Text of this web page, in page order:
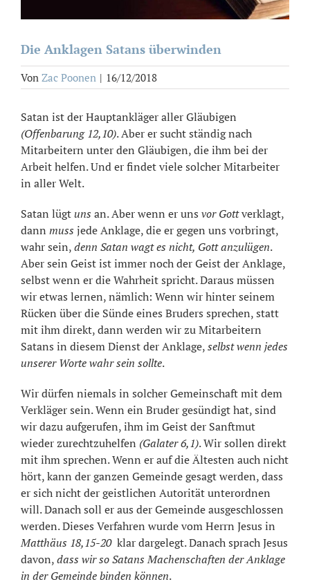
Die Anklagen Satans überwinden
Von Zac Poonen | 16/12/2018
Satan ist der Hauptankläger aller Gläubigen
(Offenbarung 12,10). Aber er sucht ständig nach
Mitarbeitern unter den Gläubigen, die ihm bei der
Arbeit helfen. Und er findet viele solcher Mitarbeiter
in aller Welt.
Satan lügtuns an. Aber wenn er uns vor Gottverklagt,
dann muss jede Anklage, die er gegen uns vorbringt,
wahr sein,denn Satan wagt es nicht, Gott anzulügen.
Aber sein Geist ist immer noch der Geist der Anklage,
selbst wenn er die Wahrheit spricht. Daraus müssen
wir etwas lernen, nämlich: Wenn wir hinter seinem
Rücken über die Sünde eines Bruders sprechen, statt
mit ihm direkt, dann werden wir zu Mitarbeitern
Satans in diesem Dienst der Anklage,selbst wenn jedes
unserer Worte wahr sein sollte.
Wir dürfen niemals in solcher Gemeinschaft mit dem
Verkläger sein. Wenn ein Bruder gesündigt hat, sind
wir dazu aufgerufen, ihm im Geist der Sanftmut
wieder zurechtzuhelfen (Galater 6,1). Wir sollen direkt
mit ihm sprechen. Wenn er auf die Ältesten auch nicht
hört, kann der ganzen Gemeinde gesagt werden, dass
er sich nicht der geistlichen Autorität unterordnen
will. Danach soll er aus der Gemeinde ausgeschlossen
werden. Dieses Verfahren wurde vom Herrn Jesus in
Matthäus 18,15-20 klar dargelegt. Danach sprach Jesus
davon,dass wir so Satans Machenschaften der Anklage
in der Gemeinde binden können.